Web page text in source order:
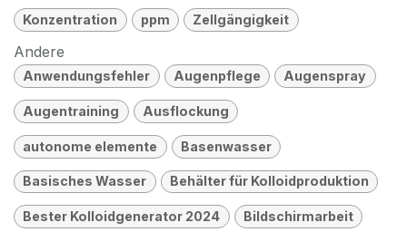
Konzentration ppm Zellgängigkeit
Andere
Anwendungsfehler Augenpflege Augenspray
Augentraining Ausflockung
autonome elemente Basenwasser
Basisches Wasser Behälter für Kolloidproduktion
Bester Kolloidgenerator 2024 Bildschirmarbeit